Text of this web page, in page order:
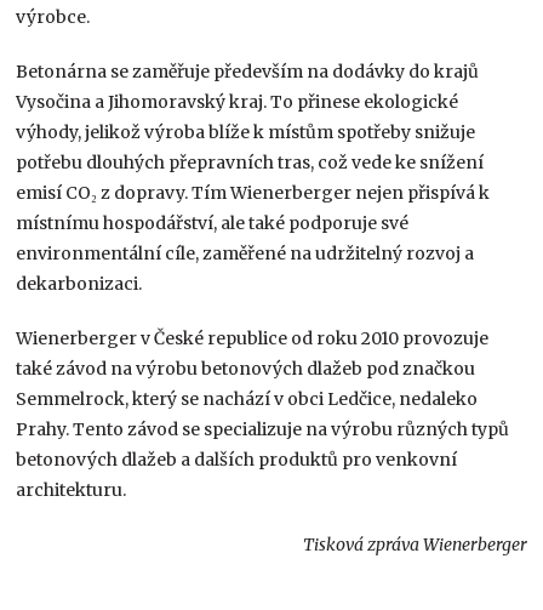
výrobce.
Betonárna se zaměřuje především na dodávky do krajů
Vysočina a Jihomoravský kraj. To přinese ekologické
výhody, jelikož výroba blíže k místům spotřeby snižuje
potřebu dlouhých přepravních tras, což vede ke snížení
emisí CO₂ z dopravy. Tím Wienerberger nejen přispívá k
místnímu hospodářství, ale také podporuje své
environmentální cíle, zaměřené na udržitelný rozvoj a
dekarbonizaci.
Wienerberger v České republice od roku 2010 provozuje
také závod na výrobu betonových dlažeb pod značkou
Semmelrock, který se nachází v obci Ledčice, nedaleko
Prahy. Tento závod se specializuje na výrobu různých typů
betonových dlažeb a dalších produktů pro venkovní
architekturu.
Tisková zpráva Wienerberger